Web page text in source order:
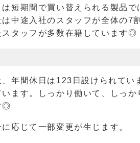
短期間で買い替えられる製品
中途入社のスタッフが全体の7
タッフが多数在籍しています◎
年間休日は123日設けられてい
ます。しっかり働いて、しっ
◎
応じて一部変更が生じます。